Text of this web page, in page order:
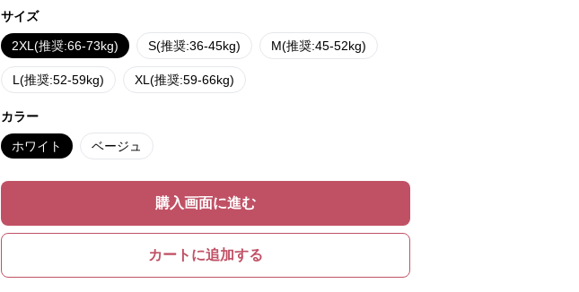
サイズ
2XL(推奨:66-73kg) S(推奨:36-45kg) M(推奨:45-52kg)
L(推奨:52-59kg) XL(推奨:59-66kg)
カラー
ホワイト ベージュ
購入画面に進む
カートに追加する